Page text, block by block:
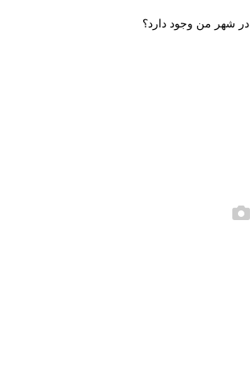
در شهر من وجود دارد؟